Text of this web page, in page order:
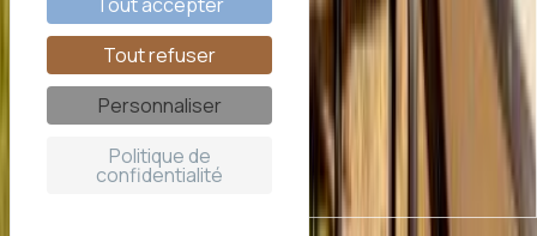
Tout refuser
Personnaliser
Politique de
confidentialité